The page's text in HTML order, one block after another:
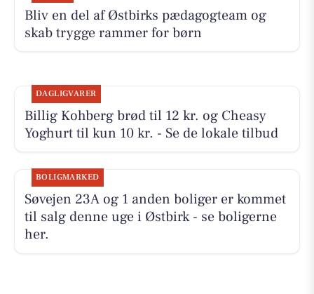
Bliv en del af Østbirks pædagogteam og
skab trygge rammer for børn
DAGLIGVARER
Billig Kohberg brød til 12 kr. og Cheasy
Yoghurt til kun 10 kr. - Se de lokale tilbud
BOLIGMARKED
Søvejen 23A og 1 anden boliger er kommet
til salg denne uge i Østbirk - se boligerne
her.